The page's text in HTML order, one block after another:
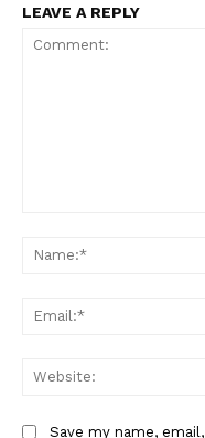
LEAVE A REPLY
Save my name,